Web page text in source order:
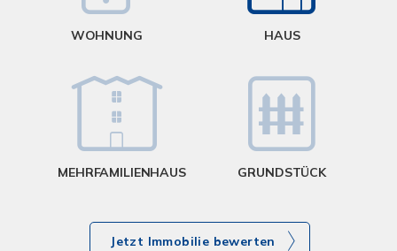
WOHNUNG HAUS
MEHRFAMILIENHAUS GRUNDSTÜCK
Jetzt Immobilie bewerten